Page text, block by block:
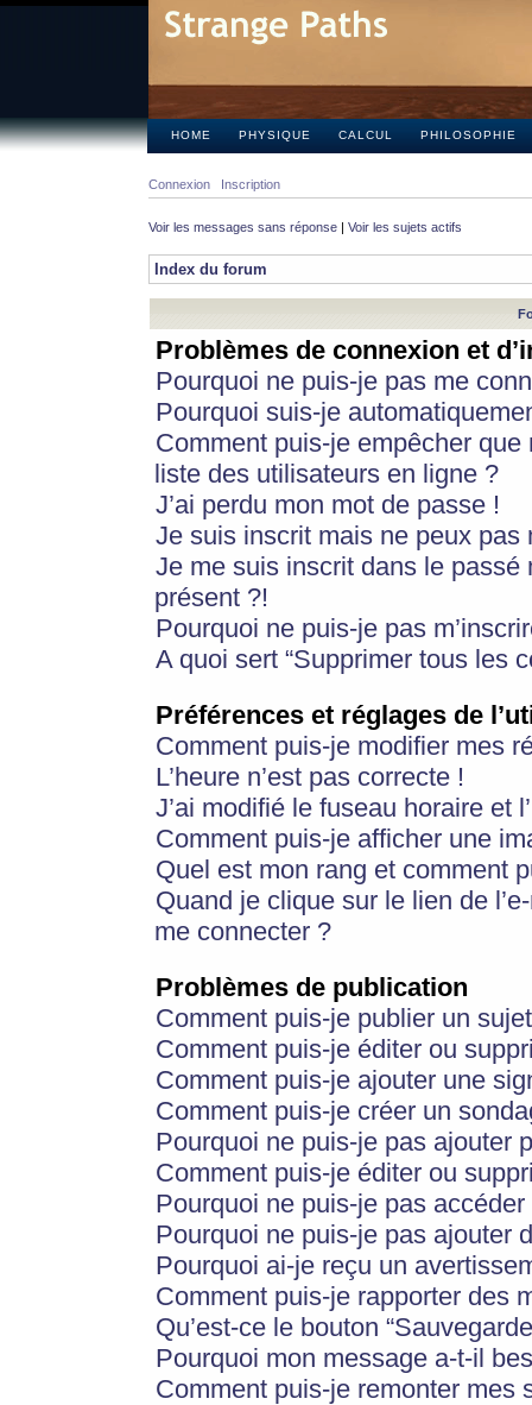
HOME PHYSIQUE CALCUL PHILOSOPHIE
Connexion Inscription
Voir les messages sans réponse | Voir les sujets actifs
Index du forum
Problèmes de connexion et
Pourquoi ne puis-je pas me
Pourquoi suis-je
Comment puis-je empêcher
liste des utilisateurs en ligne ?
J’ai perdu mon mot de passe !
Je suis inscrit mais ne peux pas
Je me suis inscrit dans le
présent ?!
Pourquoi ne puis-je pas
A quoi sert “Supprimer tous les
Préférences et réglages de
Comment puis-je modifier mes
L’heure n’est pas correcte !
J’ai modifié le fuseau horaire et
Comment puis-je afficher une
Quel est mon rang et comment
Quand je clique sur le lien de
me connecter ?
Problèmes de publication
Comment puis-je publier un
Comment puis-je éditer ou
Comment puis-je ajouter une
Comment puis-je créer un
Pourquoi ne puis-je pas ajouter
Comment puis-je éditer ou
Pourquoi ne puis-je pas
Pourquoi ne puis-je pas ajouter
Pourquoi ai-je reçu un
Comment puis-je rapporter des
Qu’est-ce le bouton
Pourquoi mon message a-t-il
Comment puis-je remonter mes